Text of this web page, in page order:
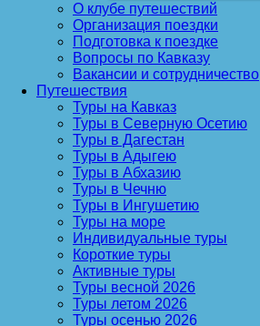
О клубе путешествий
Организация поездки
Подготовка к поездке
Вопросы по Кавказу
Вакансии и сотрудничество
Путешествия
Туры на Кавказ
Туры в Северную Осетию
Туры в Дагестан
Туры в Адыгею
Туры в Абхазию
Туры в Чечню
Туры в Ингушетию
Туры на море
Индивидуальные туры
Короткие туры
Активные туры
Туры весной 2026
Туры летом 2026
Туры осенью 2026